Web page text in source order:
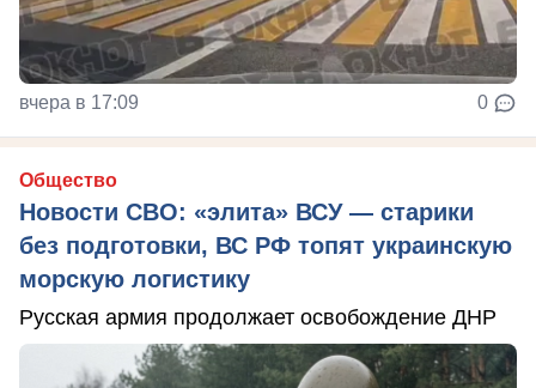
вчера в 17:09 0
Общество
Новости СВО: «элита» ВСУ — старики
без подготовки, ВС РФ топят украинскую
морскую логистику
Русская армия продолжает освобождение ДНР